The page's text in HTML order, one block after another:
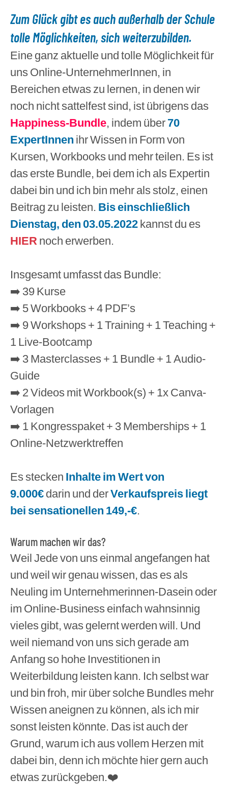
Zum Glück gibt es auch außerhalb der Schule
tolle Möglichkeiten, sich weiterzubilden.
Eine ganz aktuelle und tolle Möglichkeit für
uns Online-UnternehmerInnen, in
Bereichen etwas zu lernen, in denen wir
noch nicht sattelfest sind, ist übrigens das
Happiness-Bundle, indem über70
ExpertInnen ihr Wissen in Form von
Kursen, Workbooks und mehr teilen. Es ist
das erste Bundle, bei dem ich als Expertin
dabei bin und ich bin mehr als stolz, einen
Beitrag zu leisten. Bis einschließlich
Dienstag, den 03.05.2022kannst du es
HIER noch erwerben.
Insgesamt umfasst das Bundle:
➡️ 39 Kurse
➡️ 5 Workbooks + 4 PDF’s
➡️ 9 Workshops + 1 Training + 1 Teaching +
1 Live-Bootcamp
➡️ 3 Masterclasses + 1 Bundle + 1 Audio-
Guide
➡️ 2 Videos mit Workbook(s) + 1x Canva-
Vorlagen
➡️ 1 Kongresspaket + 3 Memberships + 1
Online-Netzwerktreffen
Es stecken Inhalte im Wert von
9.000€darin und derVerkaufspreis liegt
bei sensationellen 149,-€.
Warum machen wir das?
Weil Jede von uns einmal angefangen hat
und weil wir genau wissen, das es als
Neuling im Unternehmerinnen-Dasein oder
im Online-Business einfach wahnsinnig
vieles gibt, was gelernt werden will. Und
weil niemand von uns sich gerade am
Anfang so hohe Investitionen in
Weiterbildung leisten kann. Ich selbst war
und bin froh, mir über solche Bundles mehr
Wissen aneignen zu können, als ich mir
sonst leisten könnte. Das ist auch der
Grund, warum ich aus vollem Herzen mit
dabei bin, denn ich möchte hier gern auch
etwas zurückgeben.❤️